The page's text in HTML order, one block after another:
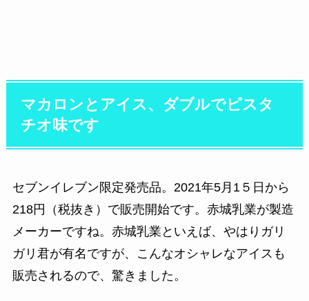
マカロンとアイス、ダブルでピスタ
チオ味です
セブンイレブン限定発売品。2021年5月1５日から
218円（税抜き）で販売開始です。赤城乳業が製造
メーカーですね。赤城乳業といえば、やはりガリ
ガリ君が有名ですが、こんなオシャレなアイスも
販売されるので、驚きました。